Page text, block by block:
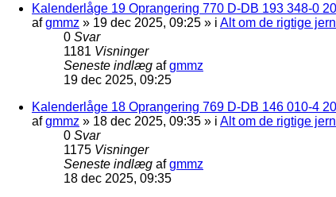
Kalenderlåge 19 Oprangering 770 D-DB 193 348-0
afgmmz » 19 dec 2025, 09:25 » i Alt om de rigtige
0 Svar
1181 Visninger
Seneste indlæg afgmmz
19 dec 2025, 09:25
Kalenderlåge 18 Oprangering 769 D-DB 146 010-4
afgmmz » 18 dec 2025, 09:35 » i Alt om de rigtige
0 Svar
1175 Visninger
Seneste indlæg afgmmz
18 dec 2025, 09:35